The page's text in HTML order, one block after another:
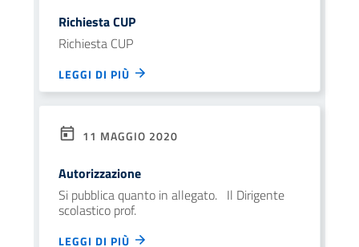
Richiesta CUP
Richiesta CUP
LEGGI DI PIÙ
11 MAGGIO 2020
Autorizzazione
Si pubblica quanto in allegato. Il Dirigente
scolastico prof.
LEGGI DI PIÙ